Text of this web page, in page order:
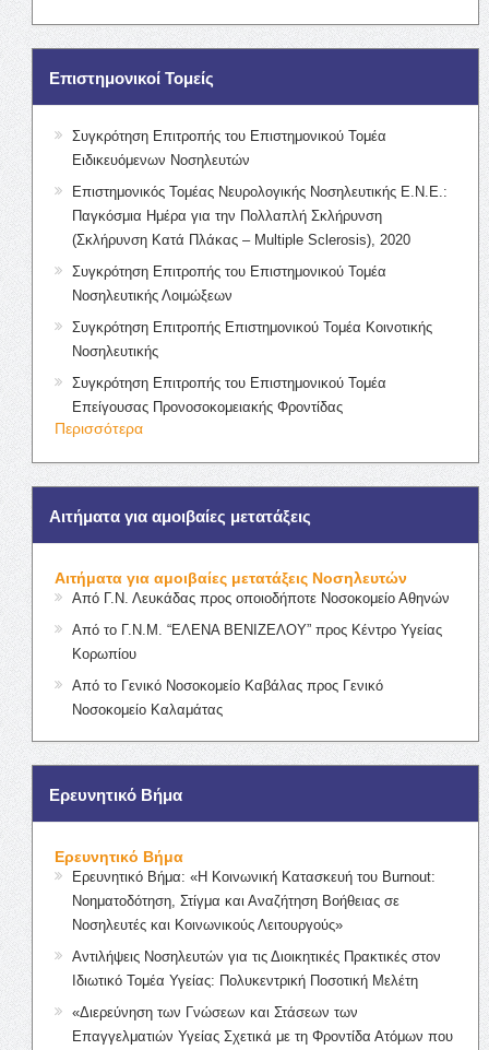
Επιστημονικοί Τομείς
Συγκρότηση Επιτροπής του Επιστημονικού Τομέα
Ειδικευόμενων Νοσηλευτών
Επιστημονικός Τομέας Νευρολογικής Νοσηλευτικής Ε.Ν.Ε.:
Παγκόσμια Ημέρα για την Πολλαπλή Σκλήρυνση
(Σκλήρυνση Κατά Πλάκας – Multiple Sclerosis), 2020
Συγκρότηση Επιτροπής του Επιστημονικού Τομέα
Νοσηλευτικής Λοιμώξεων
Συγκρότηση Επιτροπής Επιστημονικού Τομέα Κοινοτικής
Νοσηλευτικής
Συγκρότηση Επιτροπής του Επιστημονικού Τομέα
Επείγουσας Προνοσοκομειακής Φροντίδας
Περισσότερα
Αιτήματα για αμοιβαίες μετατάξεις
Αιτήματα για αμοιβαίες μετατάξεις Νοσηλευτών
Από Γ.Ν. Λευκάδας προς οποιοδήποτε Νοσοκομείο Αθηνών
Από το Γ.Ν.Μ. “ΕΛΕΝΑ ΒΕΝΙΖΕΛΟΥ” προς Κέντρο Υγείας
Κορωπίου
Από το Γενικό Νοσοκομείο Καβάλας προς Γενικό
Νοσοκομείο Καλαμάτας
Ερευνητικό Βήμα
Ερευνητικό Βήμα
Ερευνητικό Βήμα: «Η Κοινωνική Κατασκευή του Burnout:
Νοηματοδότηση, Στίγμα και Αναζήτηση Βοήθειας σε
Νοσηλευτές και Κοινωνικούς Λειτουργούς»
Αντιλήψεις Νοσηλευτών για τις Διοικητικές Πρακτικές στον
Ιδιωτικό Τομέα Υγείας: Πολυκεντρική Ποσοτική Μελέτη
«Διερεύνηση των Γνώσεων και Στάσεων των
Επαγγελματιών Υγείας Σχετικά με τη Φροντίδα Ατόμων που